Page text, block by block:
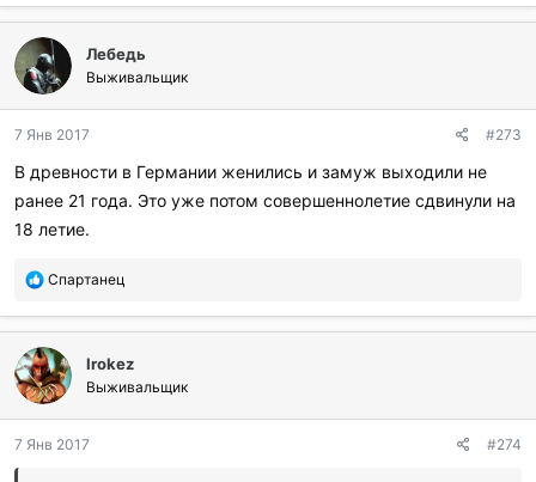
б
а
г
о
а
и
л
и
Лебедь
Выживальщик
7 Янв 2017 #273
В древности в Германии женились и замуж выходили не
ранее 21 года. Это уже потом совершеннолетие сдвинули на
18 летие.
П
б
а
г
о
а
Спартанец
Irokez
Выживальщик
7 Янв 2017 #274